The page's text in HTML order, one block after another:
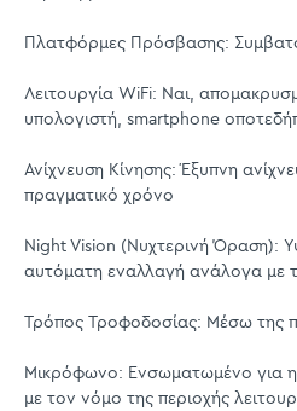
Πλατφόρμες Πρόσβασης:
Λειτουργία WiFi: Ναι,
υπολογιστή, smartphone
Ανίχνευση Κίνησης: Έξυπνη
πραγματικό χρόνο
Night Vision (Νυχτερινή Όραση):
αυτόματη εναλλαγή ανάλογα με
Τρόπος Τροφοδοσίας: Μέσω της
Μικρόφωνο: Ενσωματωμένο για
με τον νόμο της περιοχής